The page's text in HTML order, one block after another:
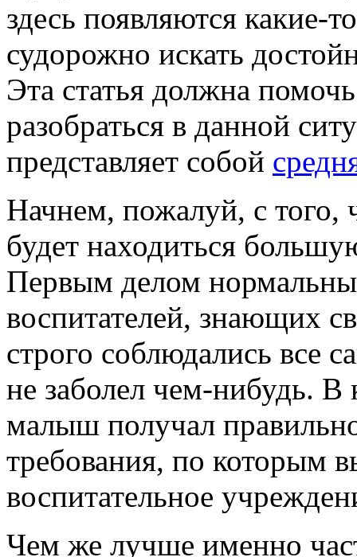
здесь появляются какие-
судорожно искать
Эта статья должна
разобраться в данной
представляет собой
Начнем, пожалуй, с того,
будет находиться
Первым делом
воспитателей, знающих
строго соблюдались все
не заболел чем-нибудь.
малыш получал
требования, по которым
воспитательное
Чем же лучше именно